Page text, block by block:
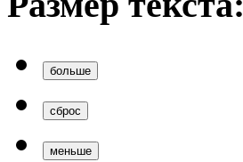
больше
сброс
меньше